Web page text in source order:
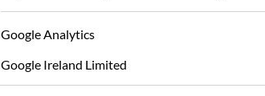
Google Analytics
Google Ireland Limited